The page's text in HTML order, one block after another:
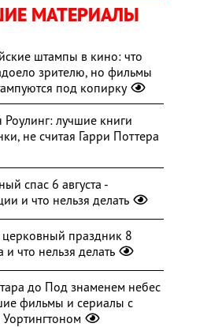
МАТЕРИАЛЫ
штампы в кино: что
зрителю, но фильмы
под копирку
лучшие книги
не считая Гарри Поттера
спас 6 августа -
и что нельзя делать
праздник 8
и что нельзя делать
до Под знаменем небес
фильмы и сериалы с